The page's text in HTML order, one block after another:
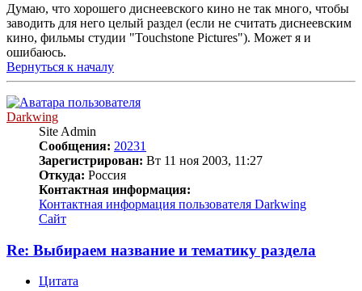
Думаю, что хорошего диснеевского кино не так много, чтобы
заводить для него целый раздел (если не считать диснеевским
кино, фильмы студии "Touchstone Pictures"). Может я и
ошибаюсь.
Вернуться к началу
Darkwing
Site Admin
Сообщения: 20231
Зарегистрирован: Вт 11 ноя 2003, 11:27
Откуда: Россия
Контактная информация:
Контактная информация пользователя Darkwing
Сайт
Re: Выбираем название и тематику раздела
Цитата